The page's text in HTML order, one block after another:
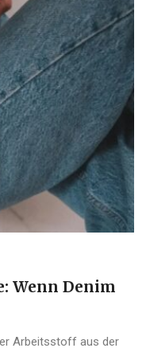
Wenn Denim
Arbeitsstoff aus der